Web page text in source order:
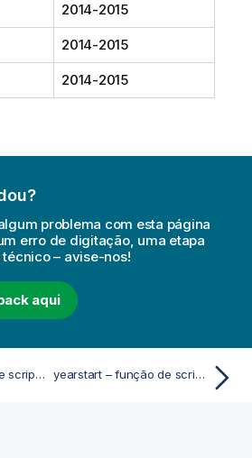
2014-2015
2014-2015
2014-2015
problema com esta página
erro de digitação, uma etapa
– avise-nos!
aqui
yearend – função de script e gráfico yearstart – função de script e gráfico